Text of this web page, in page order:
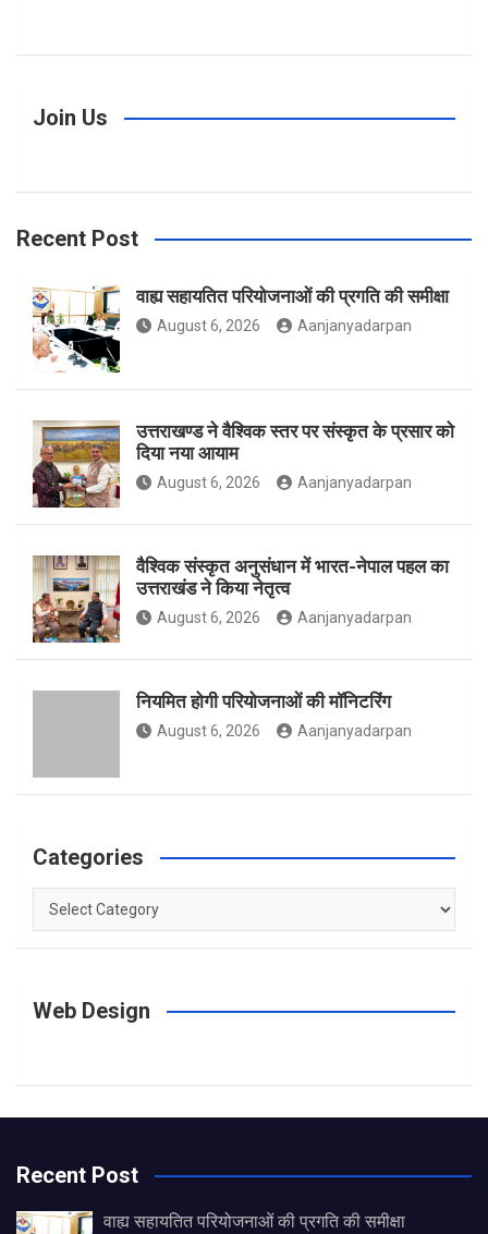
e
b
o
k
t
a
g
m
t
t
e
Join Us
Recent Post
वाह्य सहायतित परियोजनाओं की प्रगति की समीक्षा
August 6, 2026 Aanjanyadarpan
उत्तराखण्ड ने वैश्विक स्तर पर संस्कृत के प्रसार को
दिया नया आयाम
August 6, 2026 Aanjanyadarpan
वैश्विक संस्कृत अनुसंधान में भारत-नेपाल पहल का
उत्तराखंड ने किया नेतृत्व
August 6, 2026 Aanjanyadarpan
नियमित होगी परियोजनाओं की मॉनिटरिंग
August 6, 2026 Aanjanyadarpan
Categories
Categories
Web Design
Recent Post
वाह्य सहायतित परियोजनाओं की प्रगति की समीक्षा